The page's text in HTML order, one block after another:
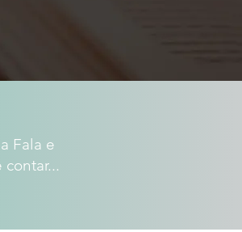
Fala e